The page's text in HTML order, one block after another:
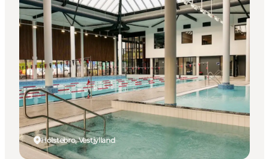
Feriesteder
Inspiration
Handicapvenlig ferie
Events
Overnatning
Planlæg din ferie
Holstebro, Vestjylland